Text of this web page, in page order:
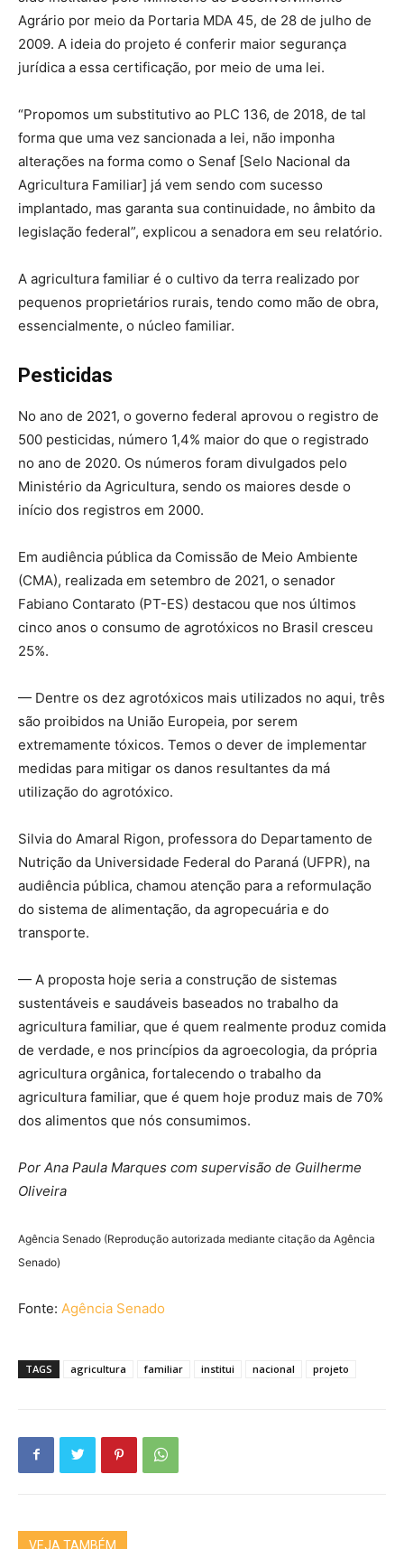
Agrário por meio da Portaria MDA 45, de 28 de julho de
2009. A ideia do projeto é conferir maior segurança
jurídica a essa certificação, por meio de uma lei.
“Propomos um substitutivo ao PLC 136, de 2018, de tal
forma que uma vez sancionada a lei, não imponha
alterações na forma como o Senaf [Selo Nacional da
Agricultura Familiar] já vem sendo com sucesso
implantado, mas garanta sua continuidade, no âmbito da
legislação federal”, explicou a senadora em seu relatório.
A agricultura familiar é o cultivo da terra realizado por
pequenos proprietários rurais, tendo como mão de obra,
essencialmente, o núcleo familiar.
Pesticidas
No ano de 2021, o governo federal aprovou o registro de
500 pesticidas, número 1,4% maior do que o registrado
no ano de 2020. Os números foram divulgados pelo
Ministério da Agricultura, sendo os maiores desde o
início dos registros em 2000.
Em audiência pública da Comissão de Meio Ambiente
(CMA), realizada em setembro de 2021, o senador
Fabiano Contarato (PT-ES) destacou que nos últimos
cinco anos o consumo de agrotóxicos no Brasil cresceu
25%.
— Dentre os dez agrotóxicos mais utilizados no aqui, três
são proibidos na União Europeia, por serem
extremamente tóxicos. Temos o dever de implementar
medidas para mitigar os danos resultantes da má
utilização do agrotóxico.
Silvia do Amaral Rigon, professora do Departamento de
Nutrição da Universidade Federal do Paraná (UFPR), na
audiência pública, chamou atenção para a reformulação
do sistema de alimentação, da agropecuária e do
transporte.
— A proposta hoje seria a construção de sistemas
sustentáveis e saudáveis baseados no trabalho da
agricultura familiar, que é quem realmente produz comida
de verdade, e nos princípios da agroecologia, da própria
agricultura orgânica, fortalecendo o trabalho da
agricultura familiar, que é quem hoje produz mais de 70%
dos alimentos que nós consumimos.
Por Ana Paula Marques com supervisão de Guilherme
Oliveira
Agência Senado (Reprodução autorizada mediante citação da Agência
Senado)
Fonte: Agência Senado
TAGS agricultura familiar institui nacional projeto
VEJA TAMBÉM